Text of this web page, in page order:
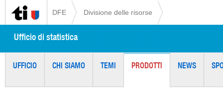
DFE Divisione delle risorse
Ufficio di statistica
UFFICIO CHI SIAMO TEMI PRODOTTI NEWS